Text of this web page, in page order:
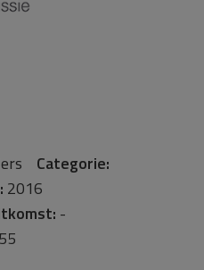
Categorie:
2016
-